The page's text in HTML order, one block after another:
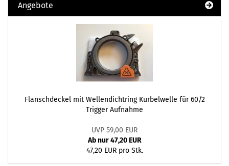
Angebote
Flanschdeckel mit Wellendichtring Kurbelwelle für 60/2
Trigger Aufnahme
UVP 59,00 EUR
Ab nur 47,20 EUR
47,20 EUR pro Stk.